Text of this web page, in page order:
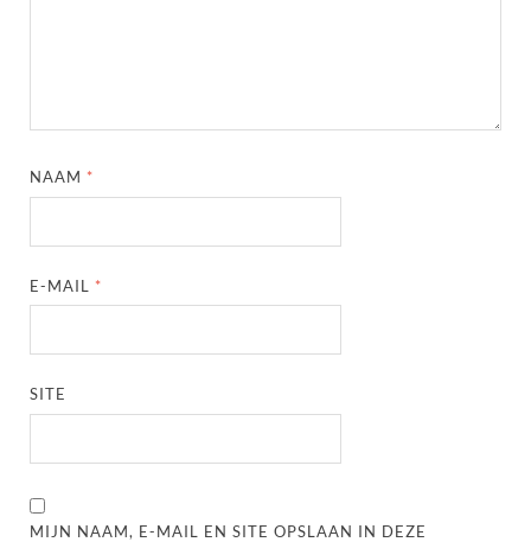
NAAM *
E-MAIL *
SITE
MIJN NAAM, E-MAIL EN SITE OPSLAAN IN DEZE